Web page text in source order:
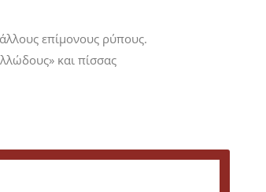
επίμονους ρύπους.
και πίσσας